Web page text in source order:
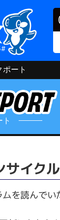
ート
サイク
を読んでい